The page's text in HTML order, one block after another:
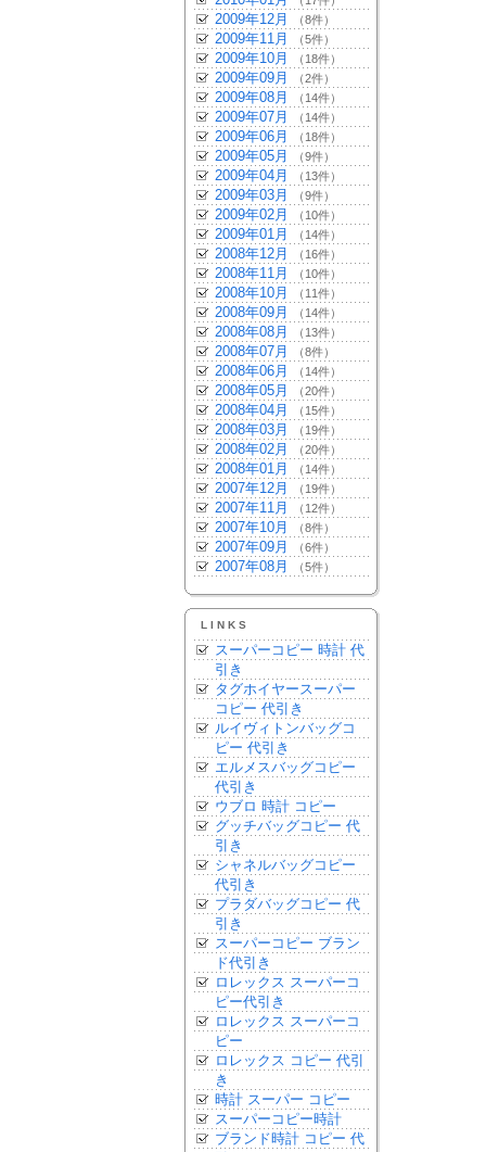
2009年12月 （8件）
2009年11月 （5件）
2009年10月 （18件）
2009年09月 （2件）
2009年08月 （14件）
2009年07月 （14件）
2009年06月 （18件）
2009年05月 （9件）
2009年04月 （13件）
2009年03月 （9件）
2009年02月 （10件）
2009年01月 （14件）
2008年12月 （16件）
2008年11月 （10件）
2008年10月 （11件）
2008年09月 （14件）
2008年08月 （13件）
2008年07月 （8件）
2008年06月 （14件）
2008年05月 （20件）
2008年04月 （15件）
2008年03月 （19件）
2008年02月 （20件）
2008年01月 （14件）
2007年12月 （19件）
2007年11月 （12件）
2007年10月 （8件）
2007年09月 （6件）
2007年08月 （5件）
LINKS
スーパーコピー 時計 代
引き
タグホイヤースーパー
コピー 代引き
ルイヴィトンバッグコ
ピー 代引き
エルメスバッグコピー
代引き
ウブロ 時計 コピー
グッチバッグコピー 代
引き
シャネルバッグコピー
代引き
プラダバッグコピー 代
引き
スーパーコピー ブラン
ド代引き
ロレックス スーパーコ
ピー代引き
ロレックス スーパーコ
ピー
ロレックス コピー 代引
き
時計 スーパー コピー
スーパーコピー時計
ブランド時計 コピー 代